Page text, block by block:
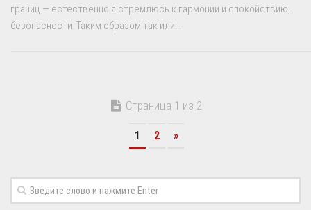
границ — естественно я стремлюсь к гармонии и спокойствию,
безопасности. Таким образом так или...
Страница 1 из 2
1 2 »